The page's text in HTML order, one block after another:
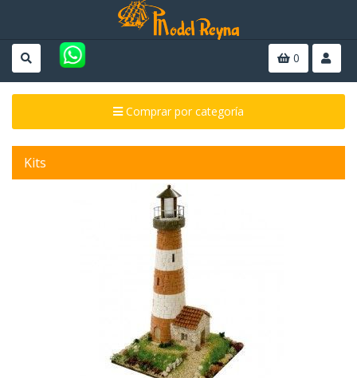
0
Comprar por categoría
Kits